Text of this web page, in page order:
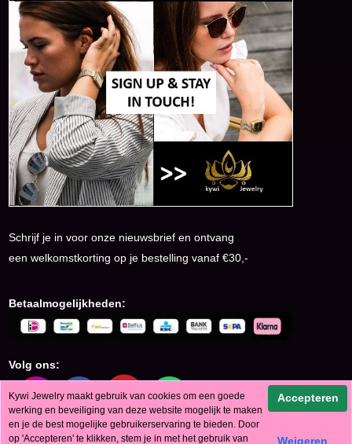
Schrijf je in voor onze nieuwsbrief en ontvang
een welkomstkorting op je bestelling vanaf €30,-
Betaalmogelijkheden:
Volg ons:
© KyWi Jewelry 2024
Kywi Jewelry maakt gebruik van cookies om een goede
werking en beveiliging van deze website mogelijk te maken
en je de best mogelijke gebruikerservaring te bieden. Door
op 'Accepteren' te klikken, stem je in met het gebruik van
Accepteren
Weigeren